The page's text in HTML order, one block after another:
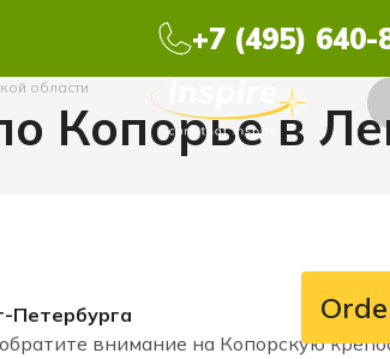
+7 (495) 640-
области
Копорье в
Петербурга
внимание на Копорскую